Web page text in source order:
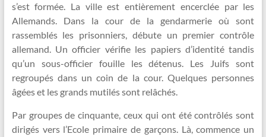
s’est formée. La ville est entièrement encerclée par les
Allemands. Dans la cour de la gendarmerie où sont
rassemblés les prisonniers, débute un premier contrôle
allemand. Un officier vérifie les papiers d’identité tandis
qu’un sous-officier fouille les détenus. Les Juifs sont
regroupés dans un coin de la cour. Quelques personnes
âgées et les grands mutilés sont relâchés.
Par groupes de cinquante, ceux qui ont été contrôlés sont
dirigés vers l’Ecole primaire de garçons. Là, commence un